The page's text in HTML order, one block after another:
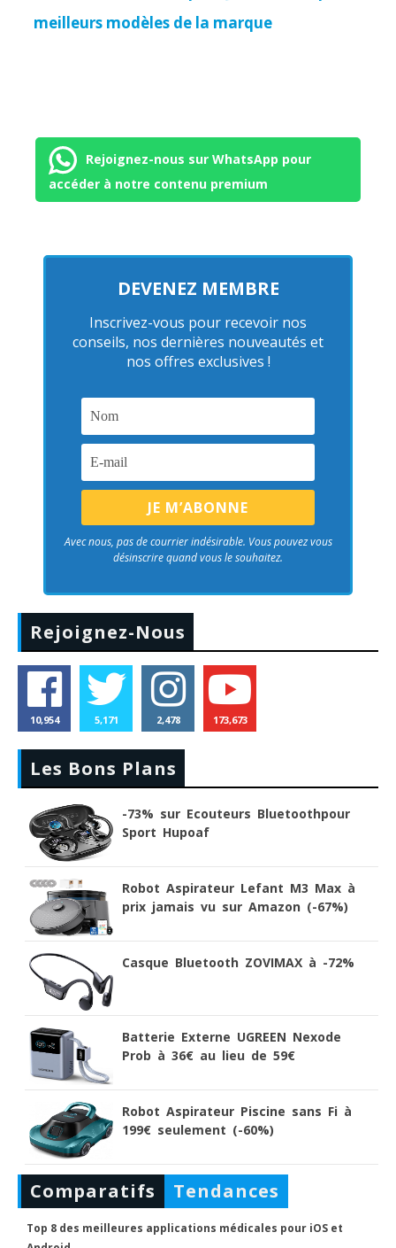
meilleurs modèles de la marque
Rejoignez-nous sur WhatsApp pour
accéder à notre contenu premium
DEVENEZ MEMBRE
Inscrivez-vous pour recevoir nos
conseils, nos dernières nouveautés et
nos offres exclusives !
Avec nous, pas de courrier indésirable. Vous pouvez vous
désinscrire quand vous le souhaitez.
Rejoignez-Nous
10,954 5,171 2,478 173,673
Les Bons Plans
-73% sur Ecouteurs Bluetoothpour
Sport Hupoaf
Robot Aspirateur Lefant M3 Max à
prix jamais vu sur Amazon (-67%)
Casque Bluetooth ZOVIMAX à -72%
Batterie Externe UGREEN Nexode
Prob à 36€ au lieu de 59€
Robot Aspirateur Piscine sans Fi à
199€ seulement (-60%)
Comparatifs Tendances
Top 8 des meilleures applications médicales pour iOS et